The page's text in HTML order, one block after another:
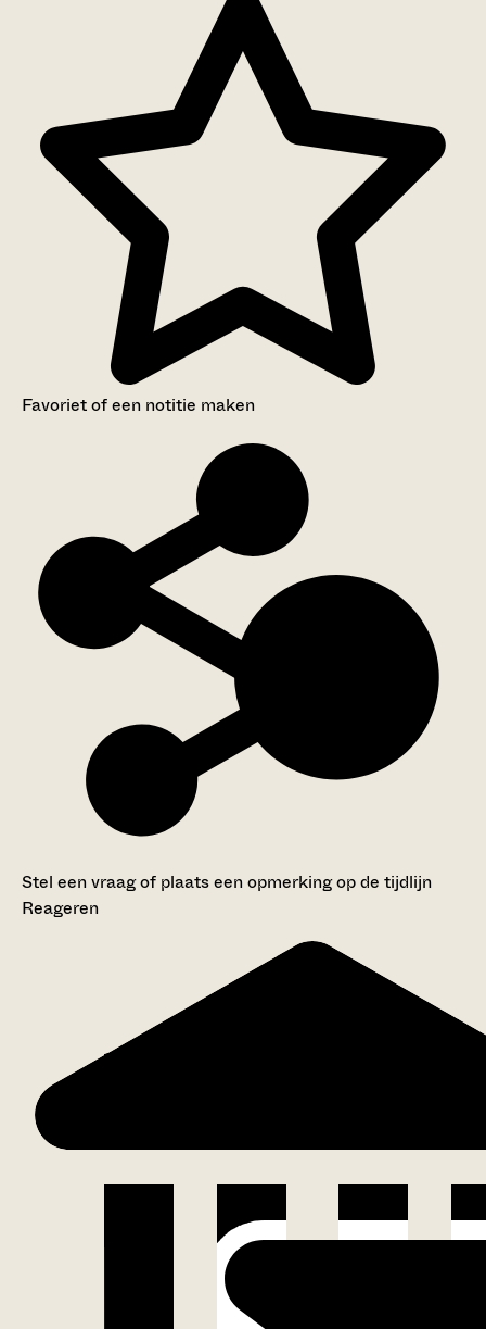
Favoriet of een notitie maken
Stel een vraag of plaats een opmerking op de tijdlijn
Reageren